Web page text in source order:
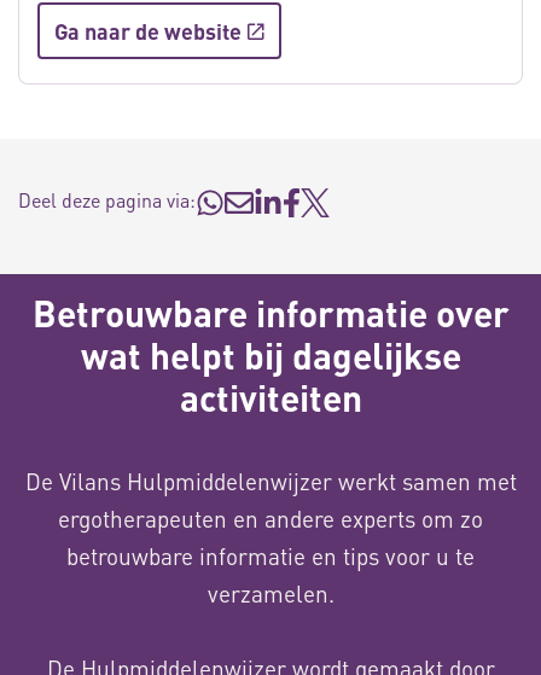
Ga naar de website
Deel deze pagina via:
Betrouwbare informatie over
wat helpt bij dagelijkse
activiteiten
De Vilans Hulpmiddelenwijzer werkt samen met
ergotherapeuten en andere experts om zo
betrouwbare informatie en tips voor u te
verzamelen.
De Hulpmiddelenwijzer wordt gemaakt door